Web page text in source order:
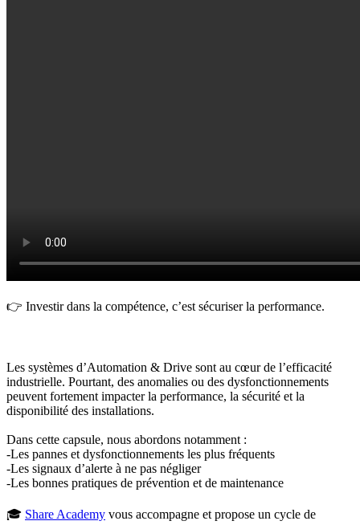
👉 Investir dans la compétence, c’est sécuriser la performance.
Les systèmes d’Automation & Drive sont au cœur de l’efficacité
industrielle. Pourtant, des anomalies ou des dysfonctionnements
peuvent fortement impacter la performance, la sécurité et la
disponibilité des installations.
Dans cette capsule, nous abordons notamment :
-Les pannes et dysfonctionnements les plus fréquents
-Les signaux d’alerte à ne pas négliger
-Les bonnes pratiques de prévention et de maintenance
🎓 Share Academy vous accompagne et propose un cycle de